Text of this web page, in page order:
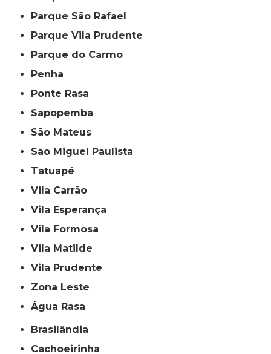
Parque São Rafael
Parque Vila Prudente
Parque do Carmo
Penha
Ponte Rasa
Sapopemba
São Mateus
São Miguel Paulista
Tatuapé
Vila Carrão
Vila Esperança
Vila Formosa
Vila Matilde
Vila Prudente
Zona Leste
Água Rasa
Brasilândia
Cachoeirinha